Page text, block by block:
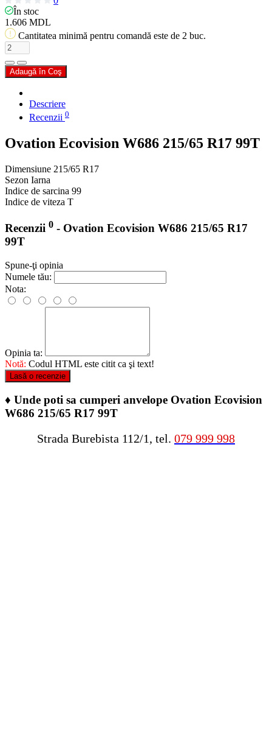
În stoc
1.606 MDL
Cantitatea minimă pentru comandă este de 2 buc.
Adaugă în Coş
Descriere
Recenzii 0
Ovation Ecovision W686 215/65 R17 99T
Dimensiune 215/65 R17
Sezon Iarna
Indice de sarcina 99
Indice de viteza T
Recenzii 0 - Ovation Ecovision W686 215/65 R17
99T
Spune-ţi opinia
Numele tău:
Nota:
Opinia ta:
Notă: Codul HTML este citit ca şi text!
Lasă o recenzie
♦ Unde poti sa cumperi anvelope Ovation Ecovision
W686 215/65 R17 99T
Strada Burebista 112/1, tel. 079 999 998